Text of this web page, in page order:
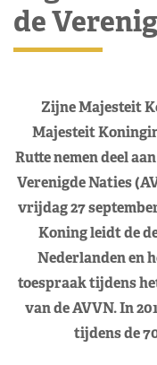
de
Zijne Majesteit
Majesteit
Rutte nemen deel
Verenigde Naties
vrijdag 27
Koning leidt de
Nederlanden en
toespraak tijdens
van de AVVN. In
tijdens de